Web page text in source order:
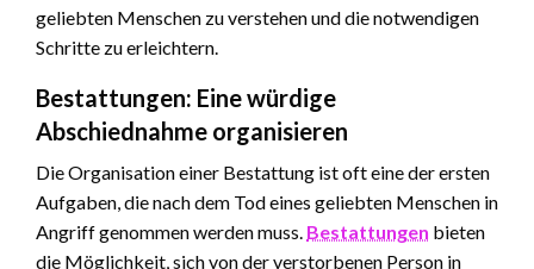
geliebten Menschen zu verstehen und die notwendigen
Schritte zu erleichtern.
Bestattungen: Eine würdige
Abschiednahme organisieren
Die Organisation einer Bestattung ist oft eine der ersten
Aufgaben, die nach dem Tod eines geliebten Menschen in
Angriff genommen werden muss. Bestattungen bieten
die Möglichkeit, sich von der verstorbenen Person in